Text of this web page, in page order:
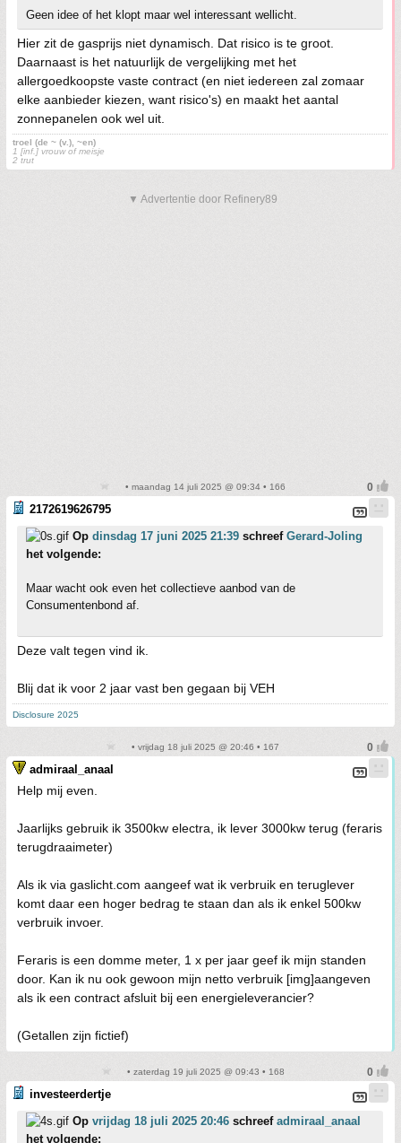
Geen idee of het klopt maar wel interessant wellicht.
Hier zit de gasprijs niet dynamisch. Dat risico is te groot.
Daarnaast is het natuurlijk de vergelijking met het
allergoedkoopste vaste contract (en niet iedereen zal zomaar
elke aanbieder kiezen, want risico's) en maakt het aantal
zonnepanelen ook wel uit.
troel (de ~ (v.), ~en)
1 [inf.] vrouw of meisje
2 trut
▼ Advertentie door Refinery89
• maandag 14 juli 2025 @ 09:34 • 166
2172619626795
Op dinsdag 17 juni 2025 21:39 schreef Gerard-Joling
het volgende:
Maar wacht ook even het collectieve aanbod van de
Consumentenbond af.
Deze valt tegen vind ik.
Blij dat ik voor 2 jaar vast ben gegaan bij VEH
Disclosure 2025
• vrijdag 18 juli 2025 @ 20:46 • 167
admiraal_anaal
Help mij even.
Jaarlijks gebruik ik 3500kw electra, ik lever 3000kw terug (feraris
terugdraaimeter)
Als ik via gaslicht.com aangeef wat ik verbruik en teruglever
komt daar een hoger bedrag te staan dan als ik enkel 500kw
verbruik invoer.
Feraris is een domme meter, 1 x per jaar geef ik mijn standen
door. Kan ik nu ook gewoon mijn netto verbruik [img]aangeven
als ik een contract afsluit bij een energieleverancier?
(Getallen zijn fictief)
• zaterdag 19 juli 2025 @ 09:43 • 168
investeerdertje
Op vrijdag 18 juli 2025 20:46 schreef admiraal_anaal
het volgende: